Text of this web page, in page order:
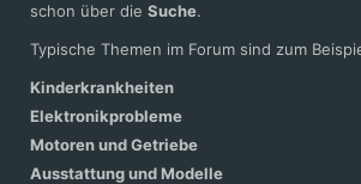
schon über die Suche.
Typische Themen im Forum sind zum
Kinderkrankheiten
Elektronikprobleme
Motoren und Getriebe
Ausstattung und Modelle